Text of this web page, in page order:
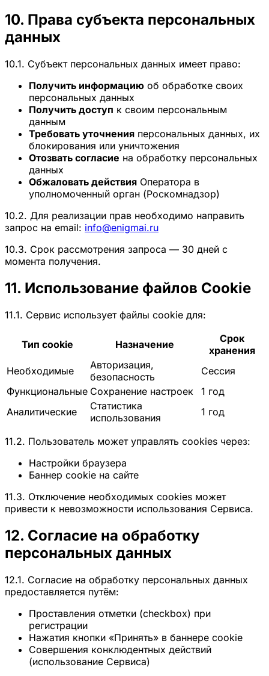
10. Права субъекта персональных
данных
10.1. Субъект персональных данных имеет право:
Получить информацию об обработке своих
персональных данных
Получить доступ к своим персональным
данным
Требовать уточнения персональных данных, их
блокирования или уничтожения
Отозвать согласие на обработку персональных
данных
Обжаловать действия Оператора в
уполномоченный орган (Роскомнадзор)
10.2. Для реализации прав необходимо направить
запрос на email: info@enigmai.ru
10.3. Срок рассмотрения запроса — 30 дней с
момента получения.
11. Использование файлов Cookie
11.1. Сервис использует файлы cookie для:
Тип cookie Назначение
Срок
хранения
Необходимые
Авторизация,
безопасность
Сессия
Функциональные Сохранение настроек
1 год
Аналитические
Статистика
использования
1 год
11.2. Пользователь может управлять cookies через:
Настройки браузера
Баннер cookie на сайте
11.3. Отключение необходимых cookies может
привести к невозможности использования Сервиса.
12. Согласие на обработку
персональных данных
12.1. Согласие на обработку персональных данных
предоставляется путём:
Проставления отметки (checkbox) при
регистрации
Нажатия кнопки «Принять» в баннере cookie
Совершения конклюдентных действий
(использование Сервиса)